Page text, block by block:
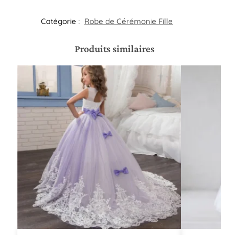
Catégorie : Robe de Cérémonie Fille​
Produits similaires